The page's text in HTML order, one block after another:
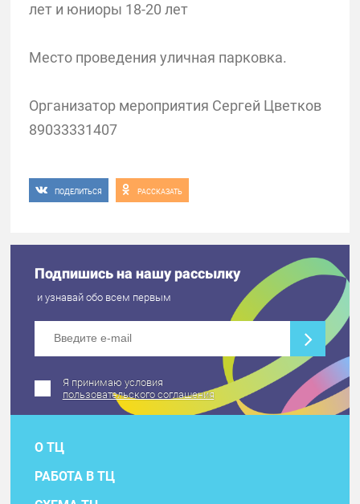
лет и юниоры 18-20 лет
Место проведения уличная парковка.
Организатор мероприятия Сергей Цветков
89033331407
ПОДЕЛИТЬСЯ РАССКАЗАТЬ
Подпишись на нашу рассылку
и узнавай обо всем первым
Я принимаю условия
пользовательского соглашения
О ТЦ
РАБОТА В ТЦ